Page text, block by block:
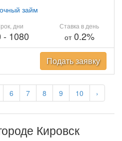
6 7 8 9 10 ›
займ
дни
- 1080
Ставка в день
от0.2%
Подать заявку
Кировск